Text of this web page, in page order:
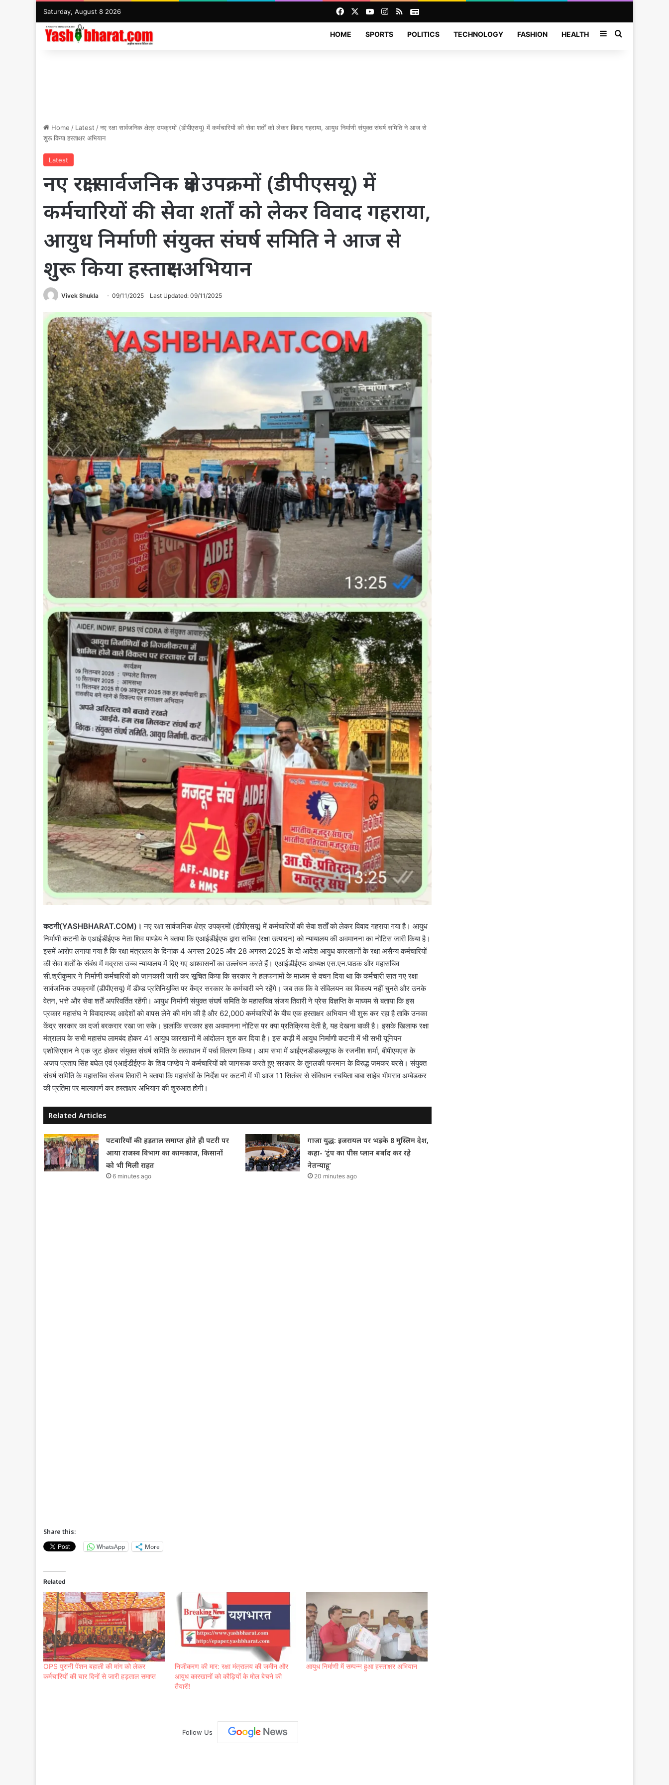
Saturday, August 8 2026 FacebookYouTubeInstagram
RSSNews
HOME SPORTS POLITICS TECHNOLOGY FASHION HEALTH SidebarSearch for
Home / Latest /नए रक्षा सार्वजनिक क्षेत्र उपक्रमों (डीपीएसयू) में कर्मचारियों की सेवा शर्तों को लेकर विवाद गहराया, आयुध निर्माणी संयुक्त संघर्ष समिति ने आज से
शुरू किया हस्ताक्षर अभियान
Latest
नए रक्षा सार्वजनिक क्षेत्र उपक्रमों (डीपीएसयू) में
कर्मचारियों की सेवा शर्तों को लेकर विवाद गहराया,
आयुध निर्माणी संयुक्त संघर्ष समिति ने आज से
शुरू किया हस्ताक्षर अभियान
Vivek Shukla 09/11/2025 Last Updated: 09/11/2025
कटनी(YASHBHARAT.COM)। नए रक्षा सार्वजनिक क्षेत्र उपक्रमों (डीपीएसयू) में कर्मचारियों की सेवा शर्तों को लेकर विवाद गहराया गया है। आयुध
निर्माणी कटनी के एआईडीईएफ नेता शिव पाण्डेय ने बताया कि एआईडीईएफ द्वारा सचिव (रक्षा उत्पादन) को न्यायालय की अवमानना का नोटिस जारी किया है।
इसमें आरोप लगाया गया है कि रक्षा मंत्रालय के दिनांक 4 अगस्त 2025 और 28 अगस्त 2025 के दो आदेश आयुध कारखानों के रक्षा असैन्य कर्मचारियों
की सेवा शर्तों के संबंध में मद्रास उच्च न्यायालय में दिए गए आश्वासनों का उल्लंघन करते हैं। एआईडीईएफ अध्यक्ष एस.एन.पाठक और महासचिव
सी.श्रीकुमार ने निर्माणी कर्मचारियों को जानकारी जारी कर सूचित किया कि सरकार ने हलफनामों के माध्यम से वचन दिया था कि कर्मचारी सात नए रक्षा
सार्वजनिक उपक्रमों (डीपीएसयू) में डीम्ड प्रतिनियुक्ति पर केंद्र सरकार के कर्मचारी बने रहेंगे। जब तक कि वे संविलयन का विकल्प नहीं चुनते और उनके
वेतन, भत्ते और सेवा शर्तें अपरिवर्तित रहेंगी। आयुध निर्माणी संयुक्त संघर्ष समिति के महासचिव संजय तिवारी ने प्रेस विज्ञप्ति के माध्यम से बताया कि इस
प्रकार महासंघ ने विवादास्पद आदेशों को वापस लेने की मांग की है और 62,000 कर्मचारियों के बीच एक हस्ताक्षर अभियान भी शुरू कर रहा है ताकि उनका
केंद्र सरकार का दर्जा बरकरार रखा जा सके। हालांकि सरकार इस अवमानना नोटिस पर क्या प्रतिक्रिया देती है, यह देखना बाकी है। इसके खिलाफ रक्षा
मंत्रालय के सभी महासंघ लामबंद होकर 41 आयुध कारखानों में आंदोलन शुरु कर दिया है। इस कड़ी में आयुध निर्माणी कटनी में भी सभी यूनियन
एशोसिएशन ने एक जुट होकर संयुक्त संघर्ष समिति के तत्वाधान में पर्चा वितरण किया। आम सभा में आईएनडीडब्ल्यूएफ के रजनीश शर्मा, बीपीएमएस के
अजय प्रताप सिंह बघेल एवं एआईडीईएफ के शिव पाण्डेय ने कर्मचारियों को जागरूक करते हुए सरकार के तुगलकी फरमान के विरुद्ध जमकर बरसे। संयुक्त
संघर्ष समिति के महासचिव संजय तिवारी ने बताया कि महासंघों के निर्देश पर कटनी में भी आज 11 सितंबर से संविधान रचयिता बाबा साहेब भीमराव अम्बेडकर
की प्रतिमा पर माल्यापर्ण कर हस्ताक्षर अभियान की शुरुआत होगी।
Related Articles
पटवारियों की हड़ताल समाप्त होते ही पटरी पर
आया राजस्व विभाग का कामकाज, किसानों
को भी मिली राहत
6 minutes ago
गाजा युद्ध: इजरायल पर भड़के 8 मुस्लिम देश,
कहा- ‘ट्रंप का पीस प्लान बर्बाद कर रहे
नेतन्याहू’
20 minutes ago
Share this:
WhatsApp
More
Related
OPS पुरानी पेंशन बहाली की मांग को लेकर
कर्मचारियों की चार दिनों से जारी हड़ताल समाप्त
निजीकरण की मार: रक्षा मंत्रालय की जमीन और
आयुध कारखानों को कौड़ियों के मोल बेचने की
तैयारी!
आयुध निर्माणी में सम्पन्न हुआ हस्ताक्षर अभियान
Follow Us